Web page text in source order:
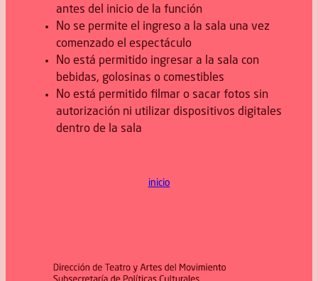
antes del inicio de la función
No se permite el ingreso a la sala una vez
comenzado el espectáculo
No está permitido ingresar a la sala con
bebidas, golosinas o comestibles
No está permitido filmar o sacar fotos sin
autorización ni utilizar dispositivos digitales
dentro de la sala
inicio